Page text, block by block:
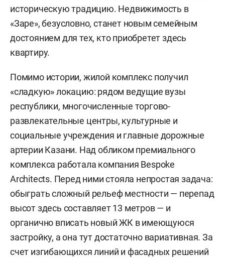
историческую традицию. Недвижимость в
«Заре», безусловно, станет новым семейным
достоянием для тех, кто приобретет здесь
квартиру.
Помимо истории, жилой комплекс получил
«сладкую» локацию: рядом ведущие вузы
республики, многочисленные торгово-
развлекательные центры, культурные и
социальные учреждения и главные дорожные
артерии Казани. Над обликом премиального
комплекса работала компания Bespoke
Architects. Перед ними стояла непростая задача:
обыграть сложный рельеф местности — перепад
высот здесь составляет 13 метров — и
органично вписать новый ЖК в имеющуюся
застройку, а она тут достаточно вариативная. За
счет изгибающихся линий и фасадных решений